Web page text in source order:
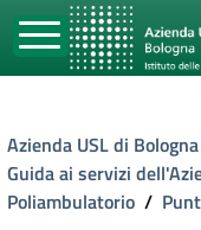
Azienda USL di Bologna
Guida ai servizi
Poliambulatorio /